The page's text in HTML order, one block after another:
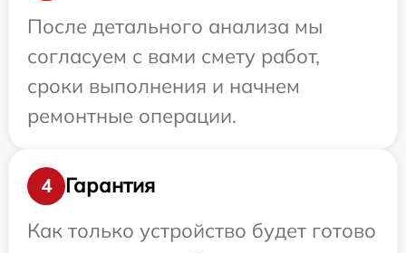
После детального анализа мы
согласуем с вами смету работ,
сроки выполнения и начнем
ремонтные операции.
4
Гарантия
Как только устройство будет готово